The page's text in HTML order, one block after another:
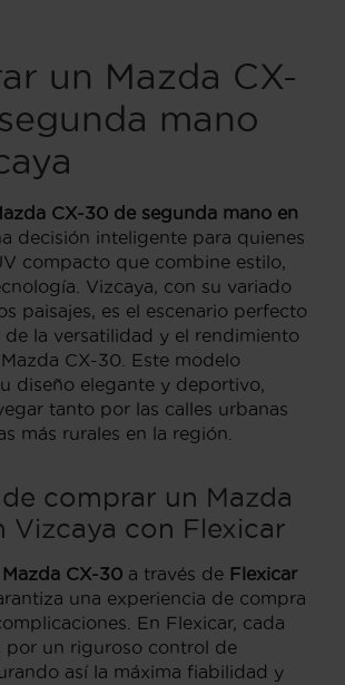
un Mazda CX-
mano
CX-30 de segunda mano en
decisión inteligente para quienes
compacto que combine estilo,
Vizcaya, con su variado
paisajes, es el escenario perfecto
la versatilidad y el rendimiento
CX-30. Este modelo
diseño elegante y deportivo,
tanto por las calles urbanas
más rurales en la región.
comprar un Mazda
Vizcaya con Flexicar
Mazda CX-30 a través de Flexicar
una experiencia de compra
En Flexicar, cada
por un riguroso control de
así la máxima fiabilidad y